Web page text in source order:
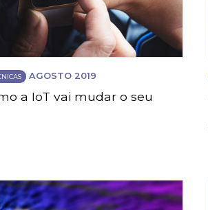
AGOSTO 2019
a IoT vai mudar o seu